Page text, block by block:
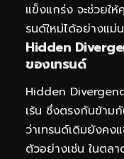
แข็งแกร่ง จะช่วยใ
รนด์ใหม่ได้อย่างแม่
Hidden
ของเทรนด์
Hidden
เร้น ซึ่งตรงกันข้า
ว่าเทรนด์เดิมยังคง
ตัวอย่างเช่น ในตล